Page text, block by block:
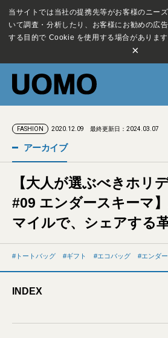
当サイトでは当社の提携先等がお客様のニー
いて調査・分析したり、お客様にお勧めの広
する目的で Cookie を使用する場合があります
×
FASHION 2020.12.09 最終更新日：2024.03.07
アーカイブ
【大人が選ぶべきホリ
#09 エンダースキーマ
マイルで、シェアする
トートバッグ ギフト エコバッグ エンダ
INDEX